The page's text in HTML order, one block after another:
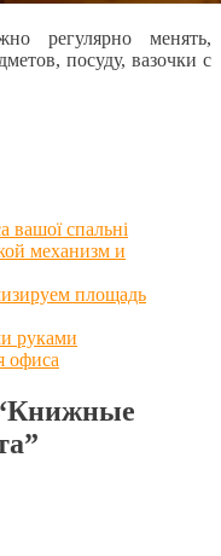
регулярно менять,
посуду, вазочки с
вашої спальні
механизм и
площадь
руками
офиса